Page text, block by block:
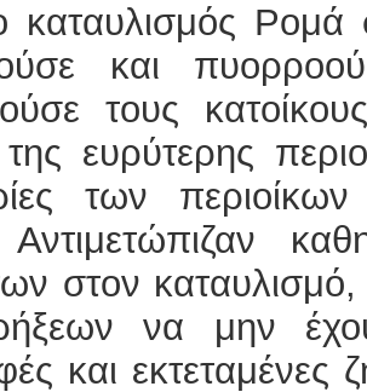
καταυλισμός
και
τους
ευρύτερης
των
στον
να μην
και εκτεταμένες